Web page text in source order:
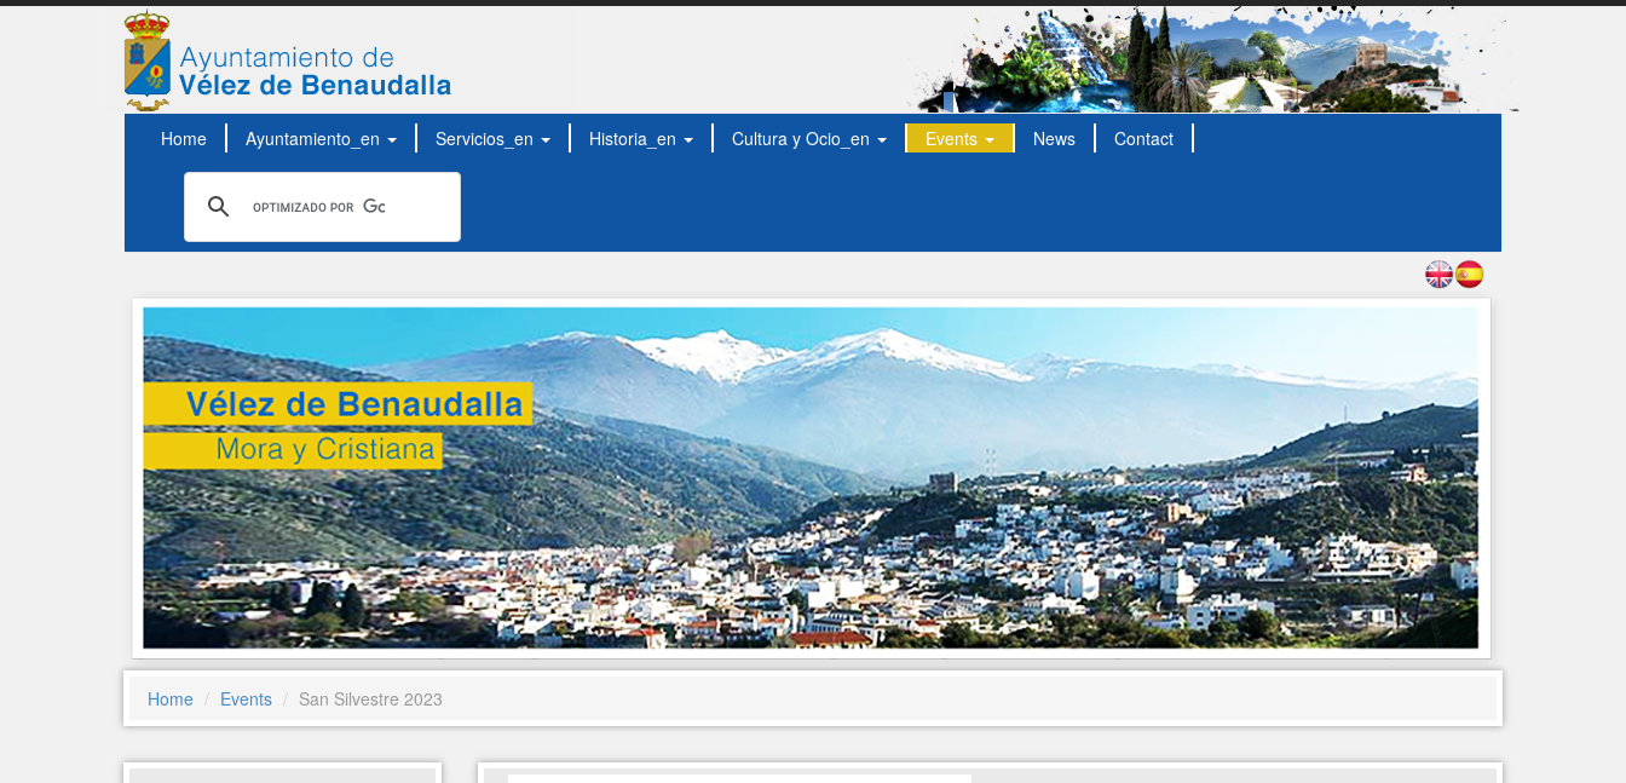
Home Ayuntamiento_en Servicios_en Historia_en Cultura y Ocio_en Events News Contact
Home Events San Silvestre 2023